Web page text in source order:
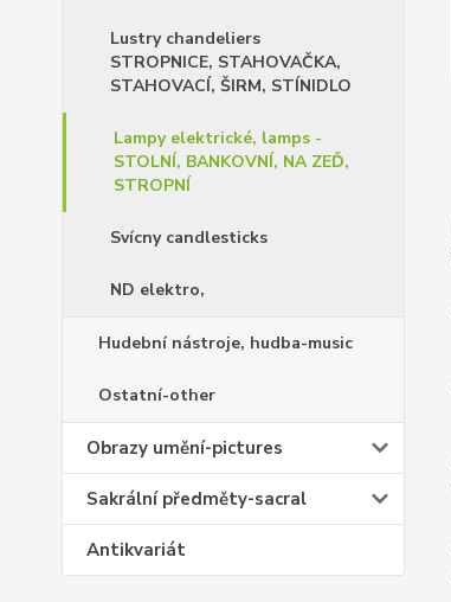
Lustry chandeliers
STROPNICE, STAHOVAČKA,
STAHOVACÍ, ŠIRM, STÍNIDLO
Lampy elektrické, lamps -
STOLNÍ, BANKOVNÍ, NA ZEĎ,
STROPNÍ
Svícny candlesticks
ND elektro,
Hudební nástroje, hudba-music
Ostatní-other
Obrazy umění-pictures
Sakrální předměty-sacral
Antikvariát